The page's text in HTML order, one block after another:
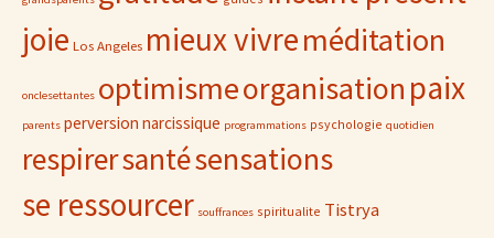
joie Los Angeles mieux vivreméditation
onclesettantes optimismeorganisationpaix
parents perversion narcissique programmations psychologie quotidien
respirersantésensations
se ressourcer souffrances spiritualite Tistrya